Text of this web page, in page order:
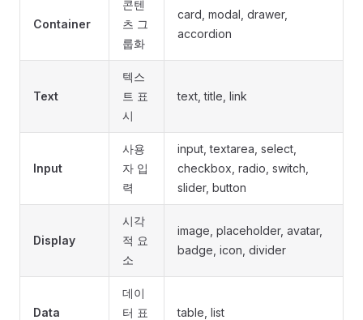
Container
콘텐
츠 그
룹화
card, modal, drawer,
accordion
Text
텍스
트 표
시
text, title, link
Input
사용
자 입
력
input, textarea, select,
checkbox, radio, switch,
slider, button
Display
시각
적 요
소
image, placeholder, avatar,
badge, icon, divider
Data
데이
터 표
table, list